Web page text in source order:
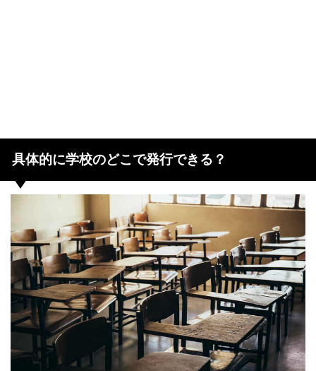
具体的に学校のどこで発行できる？